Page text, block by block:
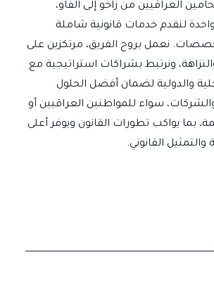
العراقيين من زاخو إلى الفاو،
لنقدم خدمات قانونية شاملة
نعمل بروح الفريق، مرتكزين على
ونرتبط بشراكات استراتيجية مع
والدولية لضمان أفضل الحلول
والشركات، سواء للمواطنين العراقيين أو
بما يواكب تطورات القانون ويوفر أعلى
القانوني.